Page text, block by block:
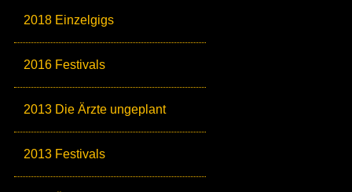
2018 Einzelgigs
2016 Festivals
2013 Die Ärzte ungeplant
2013 Festivals